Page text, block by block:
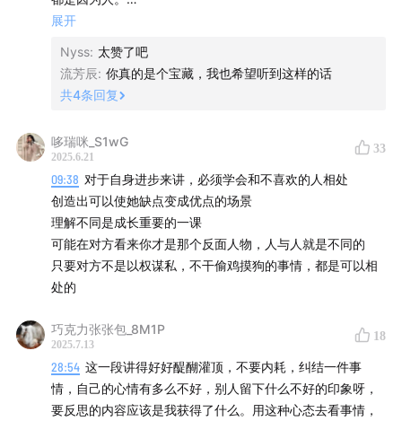
3.没有敌人，有气场不合或者内心不齿的人，无视应该还是
4.一个人，身上有某些特质让我感觉安全以及好奇，比如，
在景德镇遇到的一人喝啤酒看书的阿姨。
5.工作中最好的状态是环境和人舒心，工作本身是自己擅长
重，不被关照，工作本身也很难产生强烈的成就感和意义
6.我希望我遇到最接近我理想的伴侣并被深深接纳和珍惜。
7.最喜欢听到的评价是你真的是个宝藏，一看就有福气；最
不喜欢听到的评价是你真不讲究。
8.真诚
9.妈妈
11.回到研究生选导师阶段，不选后来的黄
12.对我而言，成长是很多事情因为碰壁或者思考，有了一些
新的理解，今后也会在做决定和对人对事上更珍惜。
13.很多，吸引我的人总是有的特质是智慧、有赤诚之心，看
过辽阔的世界，坦诚，永葆好奇。
展开
Nyss: 太赞了吧
流芳辰: 你真的是个宝藏，我也希望听到这样的话
共4条回复
哆瑞咪_S1wG
2025.6.21
33
09:38 对于自身进步来讲，必须学会和不喜欢的人相处
创造出可以使她缺点变成优点的场景
理解不同是成长重要的一课
可能在对方看来你才是那个反面人物，人与人就是不同的
只要对方不是以权谋私，不干偷鸡摸狗的事情，都是可以相
处的
巧克力张张包_8M1P
2025.7.13
18
28:54 这一段讲得好好醍醐灌顶，不要内耗，纠结一件事
情，自己的心情有多么不好，别人留下什么不好的印象呀，
要反思的内容应该是我获得了什么。用这种心态去看事情，